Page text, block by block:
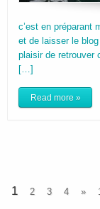
c’est en préparant
et de laisser le
plaisir de retrouver
[…]
Read more »
1 2 3 4 »